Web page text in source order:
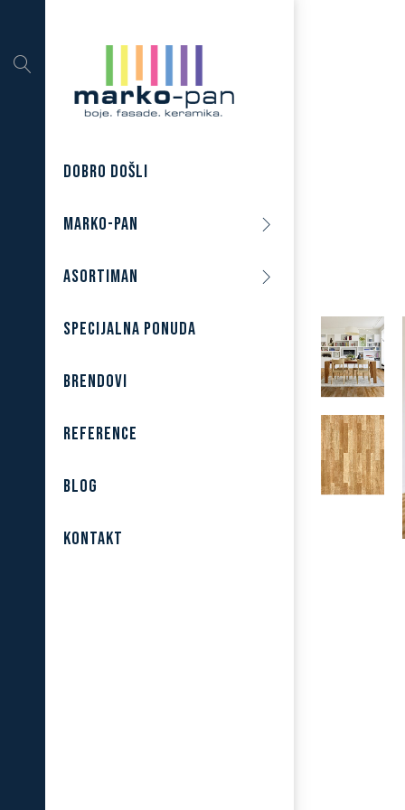
DOBRO DOŠLI
MARKO-PAN
ASORTIMAN
SPECIJALNA PONUDA
BRENDOVI
REFERENCE
BLOG
KONTAKT